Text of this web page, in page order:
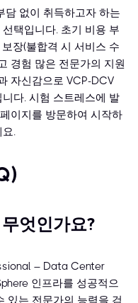
담 없이 취득하고자 하는
택입니다. 초기 비용 부
장(불합격 시 서비스 수
경험 많은 전문가의 지원
자신감으로 VCP-DCV
다. 시험 스트레스에 발
이지를 방문하여 시작하
.
엇인가요?
– Data Center
인프라를 성공적으
있는 전문가의 능력을 검